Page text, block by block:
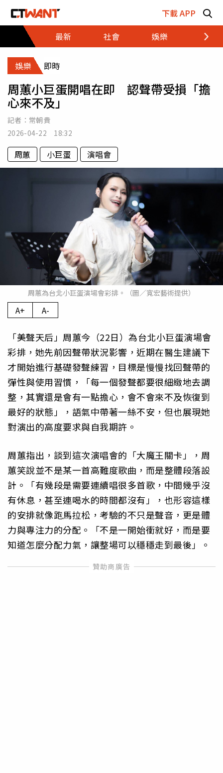
下載 APP
最新
社會 娛樂 財經
娛樂 即時
周蕙小巨蛋開唱在即 認聲帶受損「擔
心來不及」
記者： 常朝貴
2026-04-22 18:32
周蕙 小巨蛋 演唱會
周蕙為台北小巨蛋演場會彩排。（圖／寬宏藝術提供）
A+ A-
「美聲天后」周蕙今（22日）為台北小巨蛋演場會
彩排，她先前因聲帶狀況影響，近期在醫生建議下
才開始進行基礎發聲練習，目標是慢慢找回聲帶的
彈性與使用習慣，「每一個發聲都要很細緻地去調
整，其實還是會有一點擔心，會不會來不及恢復到
最好的狀態」，語氣中帶著一絲不安，但也展現她
對演出的高度要求與自我期許。
周蕙指出，談到這次演唱會的「大魔王關卡」，周
蕙笑說並不是某一首高難度歌曲，而是整體段落設
計。「有幾段是需要連續唱很多首歌，中間幾乎沒
有休息，甚至連喝水的時間都沒有」，也形容這樣
的安排就像跑馬拉松，考驗的不只是聲音，更是體
力與專注力的分配。「不是一開始衝就好，而是要
知道怎麼分配力氣，讓整場可以穩穩走到最後」。